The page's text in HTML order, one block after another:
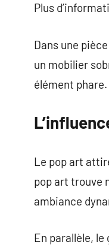
Plus
Dans une
un mobilier
élément phare.
Le pop art
pop art trouve
ambiance
En parallèle,